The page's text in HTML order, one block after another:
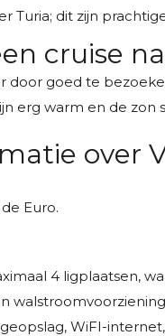
Turia; dit zijn
cruise
door goed te
erg warm en de zon
over
de Euro.
4 ligplaatsen,
WiFI-